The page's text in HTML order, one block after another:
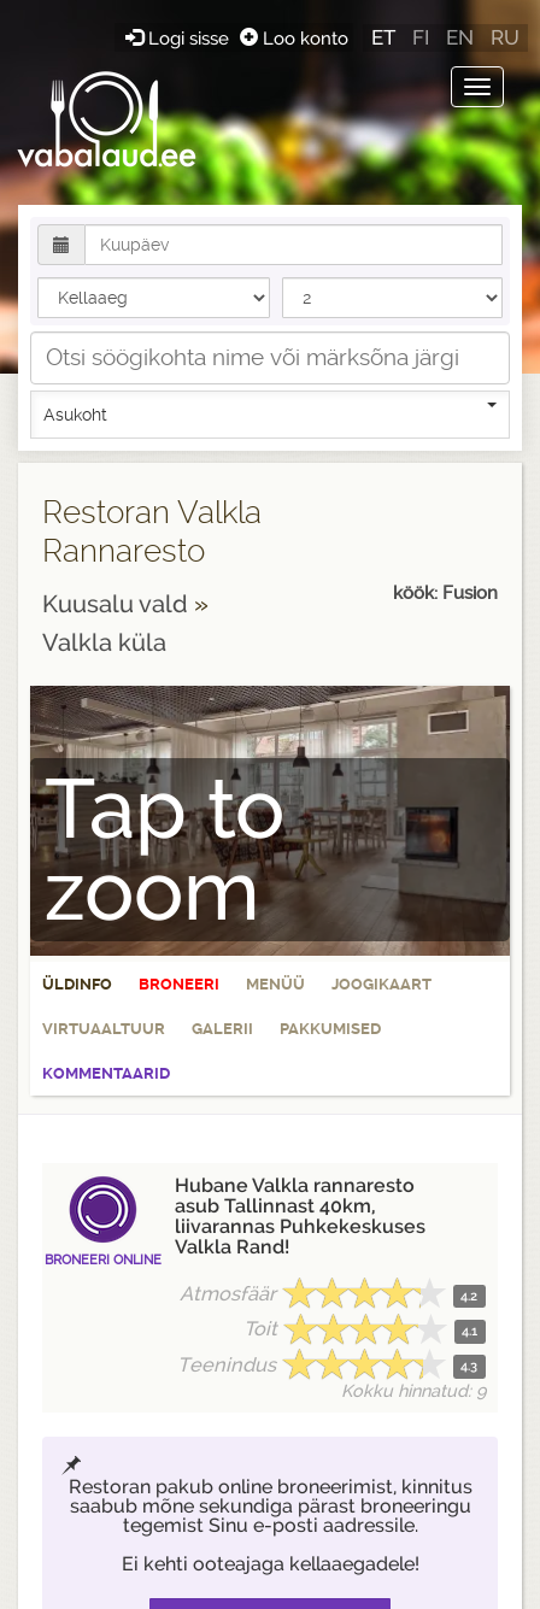
Toggle
Logi sisse Loo konto ET FI EN RU
Asukoht
Restoran Valkla
Rannaresto
Kuusalu vald »
Valkla küla
köök: Fusion
Tap to
zoom
ÜLDINFO BRONEERI MENÜÜ JOOGIKAART
VIRTUAALTUUR GALERII PAKKUMISED
KOMMENTAARID
BRONEERI ONLINE
Hubane Valkla rannaresto
asub Tallinnast 40km,
liivarannas Puhkekeskuses
Valkla Rand!
Atmosfäär 4.2
Toit 4.1
Teenindus 4.3
Kokku hinnatud: 9
Restoran pakub online broneerimist, kinnitus
saabub mõne sekundiga pärast broneeringu
tegemist Sinu e-posti aadressile.
Ei kehti ooteajaga kellaaegadele!